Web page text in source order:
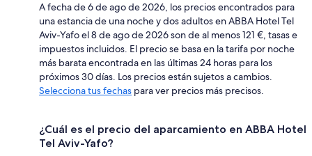
A fecha de 6 de ago de 2026, los precios encontrados para
una estancia de una noche y dos adultos en ABBA Hotel Tel
Aviv-Yafo el 8 de ago de 2026 son de al menos 121 €, tasas e
impuestos incluidos. El precio se basa en la tarifa por noche
más barata encontrada en las últimas 24 horas para los
próximos 30 días. Los precios están sujetos a cambios.
Selecciona tus fechas para ver precios más precisos.
¿Cuál es el precio del aparcamiento en ABBA Hotel
Tel Aviv-Yafo?